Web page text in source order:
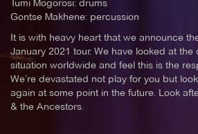
Tumi Mogorosi: drums
Gontse Makhene: percussion
It is with heavy heart that we announce
January 2021 tour. We have looked at the
situation worldwide and feel this is the
We’re devastated not play for you but
again at some point in the future. Look
& the Ancestors.